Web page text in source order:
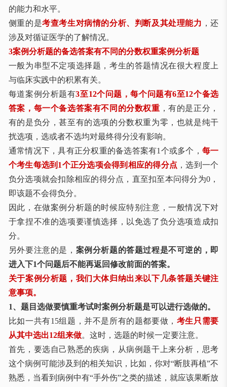
的能力和水平。
侧重的是考查考生对病情的分析、判断及其处理能力 ，还
涉及对循证医学的了解情况。
3案例分析题的备选答案有不同的分数权重案例分析题
一般为串型不定项选择题，考生的答题情况在很大程度上
与临床实践中的积累有关。
每道案例分析题有3至12个问题，每个问题有6至12个备选
答案，每一个备选答案有不同的分数权重 ，有的是正分，
有的是负分，甚至有的选项的分数权重为零，也就是纯干
扰选项，选或者不选均对最终得分没有影响。
通常情况下，具有正分权重的备选答案有1 个或多个， 每一
个考生每选到 1个正分选项会得到相应的得分点 ，选到一个
负分选项就会扣除相应的得分点，直至扣至本问得分为0，
即该题不会得负分。
因此，在做案例分析题的时候应特别注意，一般情况下对
于拿捏不准的选项要谨慎选择，以免选了负分选项造成扣
分。
另外要注意的是， 案例分析题的答题过程是不可逆的，即
进入下1个问题后不能再返回修改前面的答案。
关于案例分析题，我们大体归纳出来以下几条答题关键注
意事项。
1、题目选做要慎重考试时案例分析题是可以进行选做的。
比如一共有15组题，并不是所有的题都要做， 考生只需要
从其中选出12组来做。这时，选题的时候一定要注意。
首先，要选自己熟悉的疾病，从病例题干上来分析，思考
这个病例可能涉及到的相关知识，比如，你对“断肢再植”不
熟悉，当看到病例中有“手外伤”之类的描述，就应该果断放